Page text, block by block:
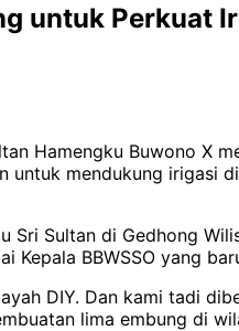
untuk Perkuat
Hamengku Buwono X
untuk mendukung
Sri Sultan di Gedhong
Kepala BBWSSO yang
DIY. Dan kami tadi
lima embung di